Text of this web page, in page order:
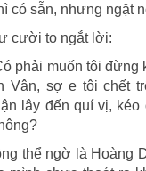
có sẵn, nhưng ngặt
cười to ngắt lời:
phải muốn tôi đừng
Vân, sợ e tôi chết
lây đến quí vị, kéo
thể ngờ là Hoàng